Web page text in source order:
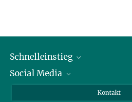
Schnelleinstieg
Alumni
Social Media
Kontakt